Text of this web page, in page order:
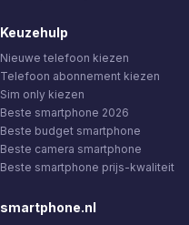
Keuzehulp
Nieuwe telefoon kiezen
Telefoon abonnement kiezen
Sim only kiezen
Beste smartphone 2026
Beste budget smartphone
Beste camera smartphone
Beste smartphone prijs-kwaliteit
smartphone.nl